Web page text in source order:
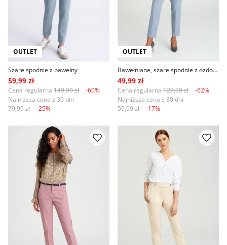
OUTLET
Szare spodnie z bawełny
59,99 zł
Cena regularna 149,99 zł
-60%
Najniższa cena z 30 dni
79,99 zł
-25%
OUTLET
Bawełniane, szare spodnie z ozdobnymi guzikami
49,99 zł
Cena regularna 129,99 zł
-62%
Najniższa cena z 30 dni
59,99 zł
-17%